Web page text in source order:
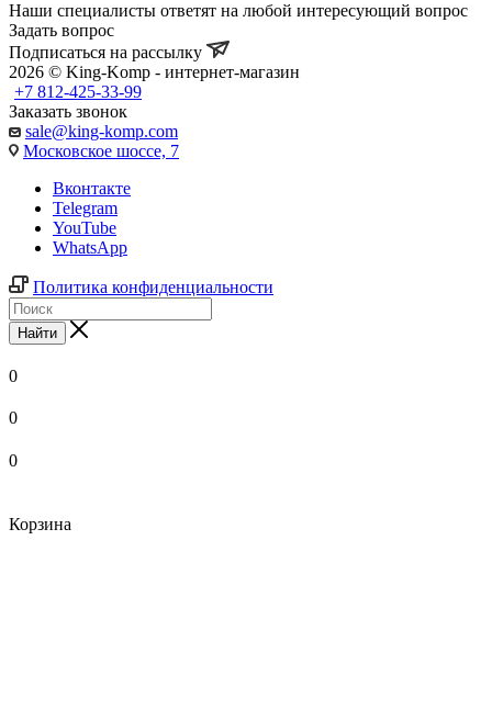
Наши специалисты ответят на любой интересующий вопрос
Задать вопрос
Подписаться на рассылку
2026 © King-Komp - интернет-магазин
+7 812-425-33-99
Заказать звонок
sale@king-komp.com
Московское шоссе, 7
Вконтакте
Telegram
YouTube
WhatsApp
Политика конфиденциальности
Найти
0
0
0
Корзина